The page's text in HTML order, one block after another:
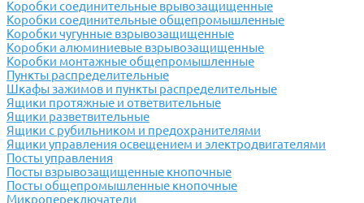
Коробки соединительные врывозащищенные
Коробки соединительные общепромышленные
Коробки чугунные взрывозащищенные
Коробки алюминиевые взрывозащищенные
Коробки монтажные общепромышленные
Пункты распределительные
Шкафы зажимов и пункты распределительные
Ящики протяжные и ответвительные
Ящики разветвительные
Ящики с рубильником и предохранителями
Ящики управления освещением и электродвигателями
Посты управления
Посты взрывозащищенные кнопочные
Посты общепромышленные кнопочные
Микропереключатели